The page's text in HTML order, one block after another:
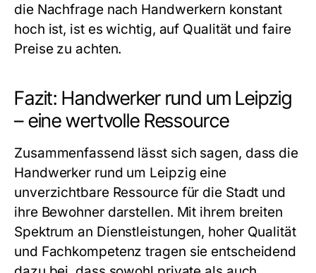
die Nachfrage nach Handwerkern konstant
hoch ist, ist es wichtig, auf Qualität und faire
Preise zu achten.
Fazit: Handwerker rund um Leipzig
– eine wertvolle Ressource
Zusammenfassend lässt sich sagen, dass die
Handwerker rund um Leipzig eine
unverzichtbare Ressource für die Stadt und
ihre Bewohner darstellen. Mit ihrem breiten
Spektrum an Dienstleistungen, hoher Qualität
und Fachkompetenz tragen sie entscheidend